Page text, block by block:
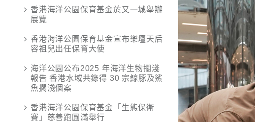
香港海洋公園保育基金於又一城舉辦
展覽
香港海洋公園保育基金宣布樂壇天后
容祖兒出任保育大使
海洋公園公布2025 年海洋生物擱淺
報告 香港水域共錄得 30 宗鯨豚及鯊
魚擱淺個案
香港海洋公園保育基金「生態保衛
賽」慈善跑圓滿舉行